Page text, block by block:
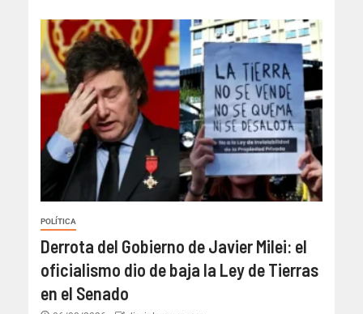
POLÍTICA
Derrota del Gobierno de Javier Milei: el
oficialismo dio de baja la Ley de Tierras
en el Senado